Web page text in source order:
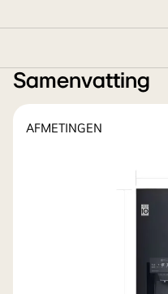
Samenvatting
AFMETINGEN